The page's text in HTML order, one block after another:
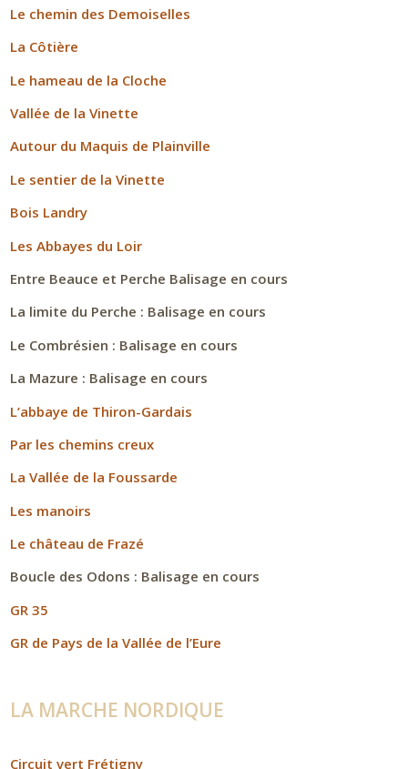
Le chemin des Demoiselles
La Côtière
Le hameau de la Cloche
Vallée de la Vinette
Autour du Maquis de Plainville
Le sentier de la Vinette
Bois Landry
Les Abbayes du Loir
Entre Beauce et Perche Balisage en cours
La limite du Perche : Balisage en cours
Le Combrésien : Balisage en cours
La Mazure : Balisage en cours
L’abbaye de Thiron-Gardais
Par les chemins creux
La Vallée de la Foussarde
Les manoirs
Le château de Frazé
Boucle des Odons : Balisage en cours
GR 35
GR de Pays de la Vallée de l’Eure
LA MARCHE NORDIQUE
Circuit vert Frétigny